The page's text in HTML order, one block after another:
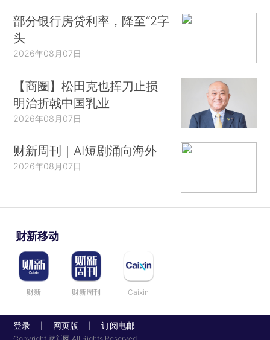
部分银行房贷利率，降至“2字
头
2026年08月07日
【商圈】松田克也挥刀止损
明治折戟中国乳业
2026年08月07日
财新周刊｜AI短剧涌向海外
2026年08月07日
财新移动
财新 财新周刊 Caixin
登录 网页版 订阅电邮